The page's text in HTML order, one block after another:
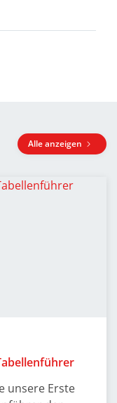
Alle anzeigen
unsere Erste